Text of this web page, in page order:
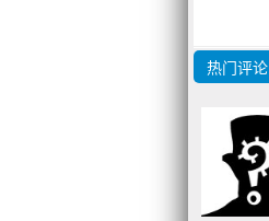
热门评论